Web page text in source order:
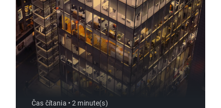
Čas čítania • 2 minute(s)